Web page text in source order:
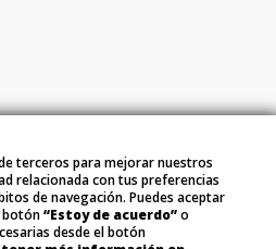
Precio
terceros para mejorar nuestros
relacionada con tus preferencias
de navegación. Puedes aceptar
botón“Estoy de acuerdo”o
desde el botón